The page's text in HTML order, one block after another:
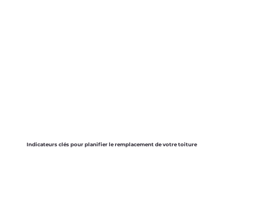
Indicateurs clés pour planifier le remplacement de votre toiture